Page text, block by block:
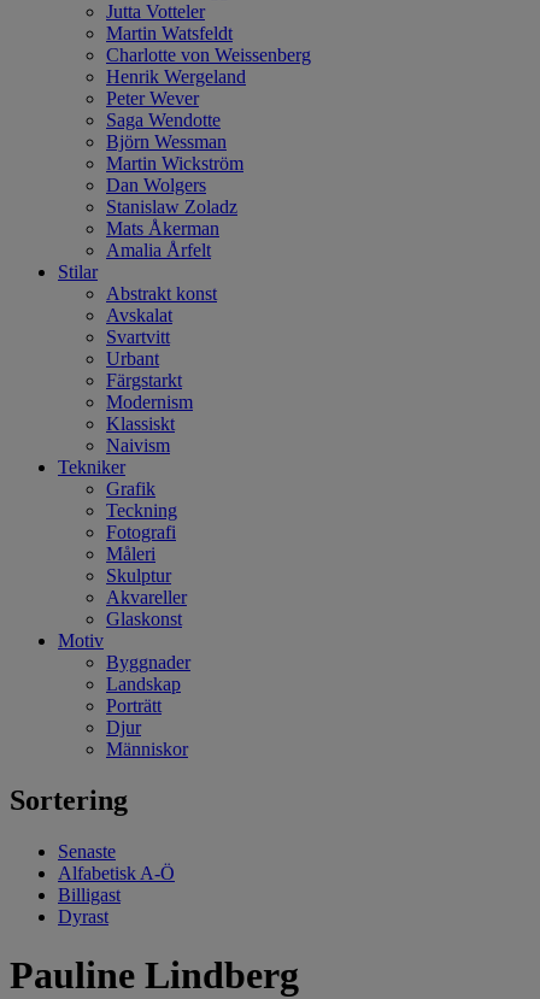
Jutta Votteler
Martin Watsfeldt
Charlotte von Weissenberg
Henrik Wergeland
Peter Wever
Saga Wendotte
Björn Wessman
Martin Wickström
Dan Wolgers
Stanislaw Zoladz
Mats Åkerman
Amalia Årfelt
Stilar
Abstrakt konst
Avskalat
Svartvitt
Urbant
Färgstarkt
Modernism
Klassiskt
Naivism
Tekniker
Grafik
Teckning
Fotografi
Måleri
Skulptur
Akvareller
Glaskonst
Motiv
Byggnader
Landskap
Porträtt
Djur
Människor
Sortering
Senaste
Alfabetisk A-Ö
Billigast
Dyrast
Pauline Lindberg